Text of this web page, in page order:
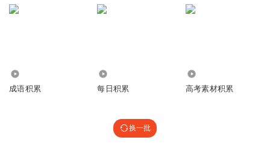
成语积累 每日积累 高考素材积累
换一批